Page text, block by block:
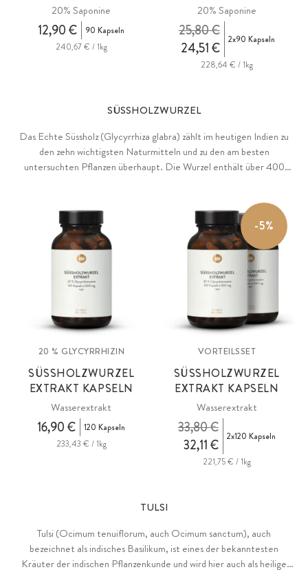
20% Saponine
12,90 €
90 Kapseln
240,67 € / 1kg
20% Saponine
24,51 €
25,80 € 2x90 Kapseln
228,64 € / 1kg
SÜSSHOLZWURZEL
Das Echte Süssholz (Glycyrrhiza glabra) zählt im heutigen Indien zu
den zehn wichtigsten Naturmitteln und zu den am besten
untersuchten Pflanzen überhaupt. Die Wurzel enthält über 400
Universität Würzburg zur Arzneipflanze des Jahres gewählt. Einer der
wichtigsten Inhaltsstoffe des Süßholzes ist das Saponin Glycyrrhizin,
das derzeit intensiv erforscht wird.
20 % GLYCYRRHIZIN
SÜSSHOLZWURZEL
EXTRAKT KAPSELN
Wasserextrakt
16,90 €
120 Kapseln
233,43 € / 1kg
-5%
VORTEILSSET
SÜSSHOLZWURZEL
EXTRAKT KAPSELN
Wasserextrakt
32,11 €
33,80 € 2x120 Kapseln
221,75 € / 1kg
TULSI
Tulsi (Ocimum tenuiflorum, auch Ocimum sanctum), auch
bezeichnet als indisches Basilikum, ist eines der bekanntesten
Kräuter der indischen Pflanzenkunde und wird hier auch als heilige